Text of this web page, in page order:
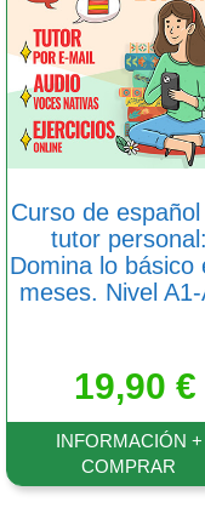
Curso de
tutor personal:
Domina lo básico
meses. Nivel A1-
19,90 €
INFORMACIÓN +
COMPRAR
múltiples
variantes.
Las
opciones
pueden
elegir
la
página
de
producto